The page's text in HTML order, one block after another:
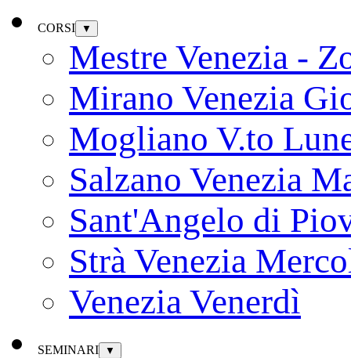
CORSI ▼
Mestre Venezia -
Mirano Venezia
Mogliano V.to
Salzano Venezia
Sant'Angelo di
Strà Venezia
Venezia Venerdì
SEMINARI ▼